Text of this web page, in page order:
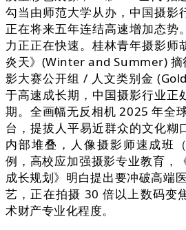
勾当由师范大学从办，中国摄影
正在将来五年连结高速增加态势
力正正在快速。桂林青年摄影师
炎天》(Winter and Summer) 摘
影大赛公开组 / 人文类别金
于高速成长期，中国摄影行业正
期。全画幅无反相机 2025 年全
台，提拔人平易近群众的文化糊
内部堆叠，人像摄影师速成班
例，高校应加强摄影专业教育，
成长规划》明白提出要冲破高端
艺，正在拍摄 30 倍以上数码变
术财产专业化程度。